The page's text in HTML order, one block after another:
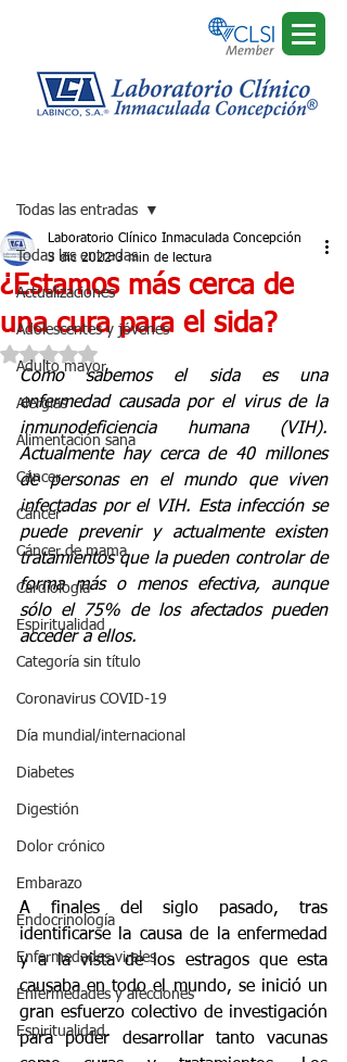
Todas las entradas
Actualizaciones
Adolescentes y jóvenes
Adulto mayor
Alergias
Alimentación sana
Cáncer
Cáncer
Cáncer de mama
Cardiología
Espiritualidad
Categoría sin título
Coronavirus COVID-19
Día mundial/internacional
Diabetes
Digestión
Dolor crónico
Embarazo
Endocrinología
Enfermedades virales
Enfermedades y afecciones
Espiritualidad
Todas las entradas
¿Estamos más cerca de
una cura para el sida?
Laboratorio Clínico Inmaculada Concepción
3 dic 2022 3 min de lectura
Obtuvo NaN de 5 estrellas.
Como sabemos el sida es una
enfermedad causada por el virus de la
inmunodeficiencia humana (VIH).
Actualmente hay cerca de 40 millones
de personas en el mundo que viven
infectadas por el VIH. Esta infección se
puede prevenir y actualmente existen
tratamientos que la pueden controlar de
forma más o menos efectiva, aunque
sólo el 75% de los afectados pueden
acceder a ellos.
A finales del siglo pasado, tras
identificarse la causa de la enfermedad
y a la vista de los estragos que esta
causaba en todo el mundo, se inició un
gran esfuerzo colectivo de investigación
para poder desarrollar tanto vacunas